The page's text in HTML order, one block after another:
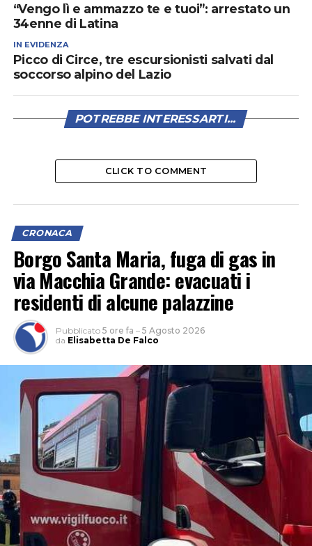
“Vengo lì e ammazzo te e tuoi”: arrestato un
34enne di Latina
IN EVIDENZA
Picco di Circe, tre escursionisti salvati dal
soccorso alpino del Lazio
POTREBBE INTERESSARTI...
CLICK TO COMMENT
CRONACA
Borgo Santa Maria, fuga di gas in
via Macchia Grande: evacuati i
residenti di alcune palazzine
Pubblicato 5 ore fa – 5 Agosto 2026
da Elisabetta De Falco